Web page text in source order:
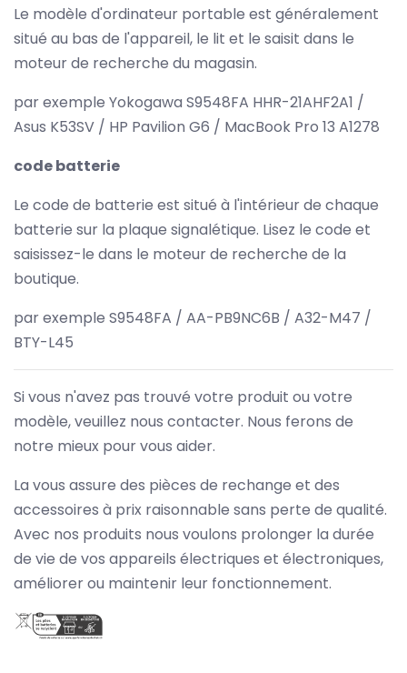
Le modèle d'ordinateur portable est généralement
situé au bas de l'appareil, le lit et le saisit dans le
moteur de recherche du magasin.
par exemple Yokogawa S9548FA HHR-21AHF2A1 /
Asus K53SV / HP Pavilion G6 / MacBook Pro 13 A1278
code batterie
Le code de batterie est situé à l'intérieur de chaque
batterie sur la plaque signalétique. Lisez le code et
saisissez-le dans le moteur de recherche de la
boutique.
par exemple S9548FA / AA-PB9NC6B / A32-M47 /
BTY-L45
Si vous n'avez pas trouvé votre produit ou votre
modèle, veuillez nous contacter. Nous ferons de
notre mieux pour vous aider.
La vous assure des pièces de rechange et des
accessoires à prix raisonnable sans perte de qualité.
Avec nos produits nous voulons prolonger la durée
de vie de vos appareils électriques et électroniques,
améliorer ou maintenir leur fonctionnement.